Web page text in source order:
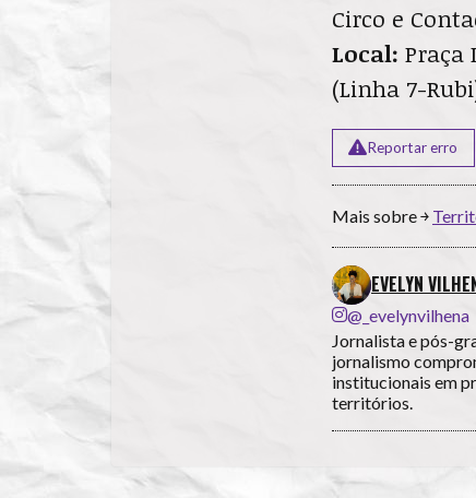
Circo e
Local: Praça
(Linha 7-
Reportar erro
Mais sobre ￫
EVELYN
@_evelynvilhena
Jornalista e pós-
jornalismo
institucionais em
territórios.